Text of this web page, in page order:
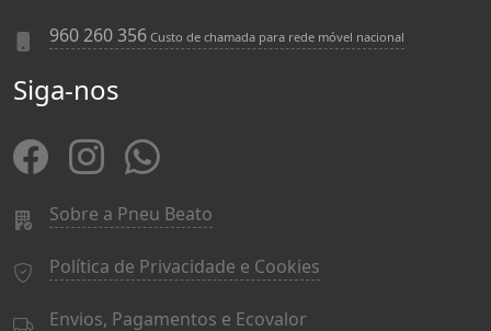
960 260 356 Custo de chamada para rede móvel nacional
Siga-nos
Sobre a Pneu Beato
Política de Privacidade e Cookies
Envios, Pagamentos e Ecovalor